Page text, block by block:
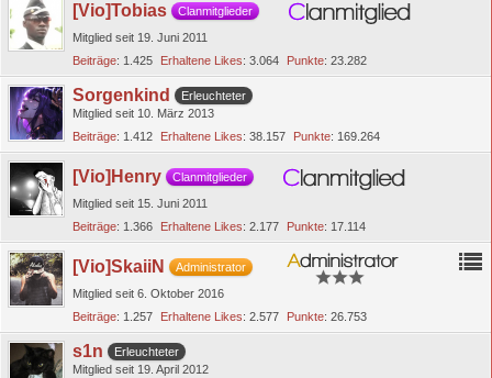
[Vio]Tobias
Clanmitglieder
Mitglied seit 19. Juni 2011
Beiträge 1.425 Erhaltene Likes 3.064 Punkte 23.282
Sorgenkind
Erleuchteter
Mitglied seit 10. März 2013
Beiträge 1.412 Erhaltene Likes 38.157 Punkte 169.264
[Vio]Henry
Clanmitglieder
Mitglied seit 15. Juni 2011
Beiträge 1.366 Erhaltene Likes 2.177 Punkte 17.114
[Vio]SkaiiN
Administrator
Mitglied seit 6. Oktober 2016
Beiträge 1.257 Erhaltene Likes 2.577 Punkte 26.753
s1n
Erleuchteter
Mitglied seit 19. April 2012